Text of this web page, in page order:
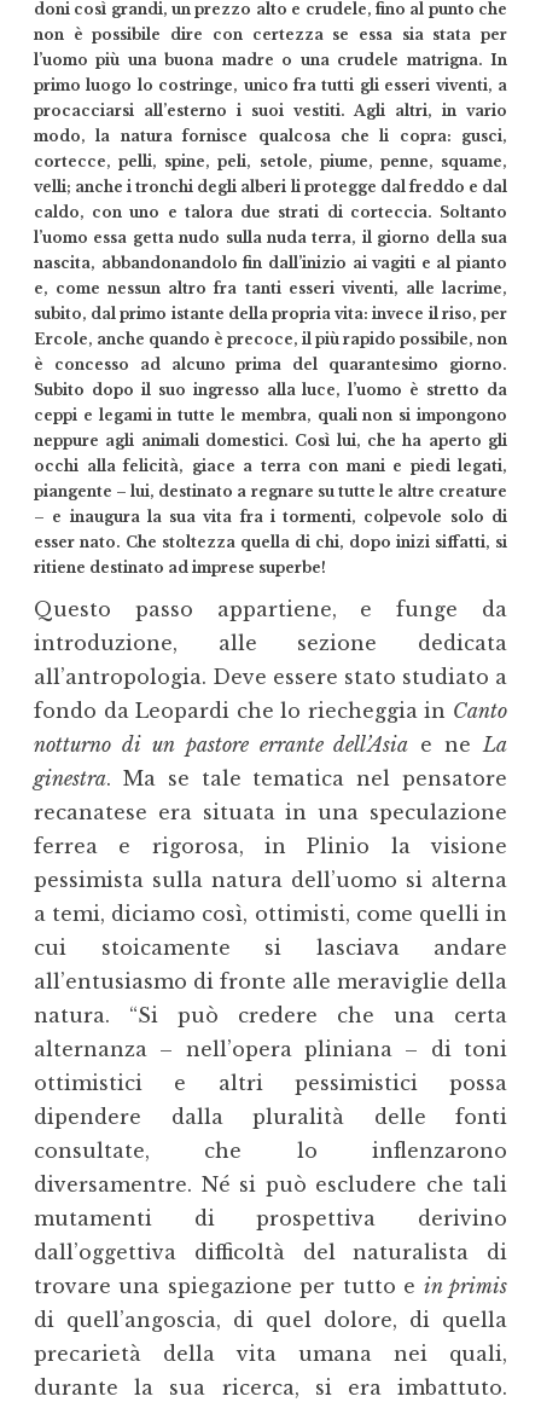
doni così grandi, un prezzo alto e crudele, fino al punto che
non è possibile dire con certezza se essa sia stata per
l’uomo più una buona madre o una crudele matrigna. In
primo luogo lo costringe, unico fra tutti gli esseri viventi, a
procacciarsi all’esterno i suoi vestiti. Agli altri, in vario
modo, la natura fornisce qualcosa che li copra: gusci,
cortecce, pelli, spine, peli, setole, piume, penne, squame,
velli; anche i tronchi degli alberi li protegge dal freddo e dal
caldo, con uno e talora due strati di corteccia. Soltanto
l’uomo essa getta nudo sulla nuda terra, il giorno della sua
nascita, abbandonandolo fin dall’inizio ai vagiti e al pianto
e, come nessun altro fra tanti esseri viventi, alle lacrime,
subito, dal primo istante della propria vita: invece il riso, per
Ercole, anche quando è precoce, il più rapido possibile, non
è concesso ad alcuno prima del quarantesimo giorno.
Subito dopo il suo ingresso alla luce, l’uomo è stretto da
ceppi e legami in tutte le membra, quali non si impongono
neppure agli animali domestici. Così lui, che ha aperto gli
occhi alla felicità, giace a terra con mani e piedi legati,
piangente – lui, destinato a regnare su tutte le altre creature
– e inaugura la sua vita fra i tormenti, colpevole solo di
esser nato. Che stoltezza quella di chi, dopo inizi siffatti, si
ritiene destinato ad imprese superbe!
Questo passo appartiene, e funge da
introduzione, alle sezione dedicata
all’antropologia. Deve essere stato studiato a
fondo da Leopardi che lo riecheggia in Canto
notturno di un pastore errante dell’Asia e neLa
ginestra. Ma se tale tematica nel pensatore
recanatese era situata in una speculazione
ferrea e rigorosa, in Plinio la visione
pessimista sulla natura dell’uomo si alterna
a temi, diciamo così, ottimisti, come quelli in
cui stoicamente si lasciava andare
all’entusiasmo di fronte alle meraviglie della
natura. “Si può credere che una certa
alternanza – nell’opera pliniana – di toni
ottimistici e altri pessimistici possa
dipendere dalla pluralità delle fonti
consultate, che lo inflenzarono
diversamentre. Né si può escludere che tali
mutamenti di prospettiva derivino
dall’oggettiva difficoltà del naturalista di
trovare una spiegazione per tutto e in primis
di quell’angoscia, di quel dolore, di quella
precarietà della vita umana nei quali,
durante la sua ricerca, si era imbattuto.